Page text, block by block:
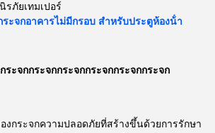
รภัยเทมเปอร์
ะจกอาคารไม่มีกรอบ สําหรับประตูห้องน้ํา
ระจกกระจกกระจกกระจกกระจกกระจก
งกระจกความปลอดภัยที่สร้างขึ้นด้วยการรักษา